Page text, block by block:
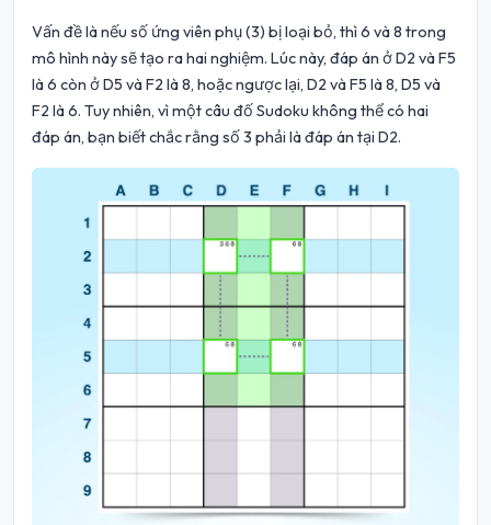
Vấn đề là nếu số ứng viên phụ (3) bị loại bỏ, thì 6 và 8 trong
mô hình này sẽ tạo ra hai nghiệm. Lúc này, đáp án ở D2 và F5
là 6 còn ở D5 và F2 là 8, hoặc ngược lại, D2 và F5 là 8, D5 và
F2 là 6. Tuy nhiên, vì một câu đố Sudoku không thể có hai
đáp án, bạn biết chắc rằng số 3 phải là đáp án tại D2.